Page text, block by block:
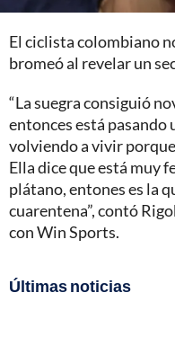
El ciclista colombiano
bromeó al revelar un
“La suegra consiguió
entonces está pasando
volviendo a vivir
Ella dice que está muy
plátano, entones es la
cuarentena”, contó
con Win Sports.
Últimas noticias